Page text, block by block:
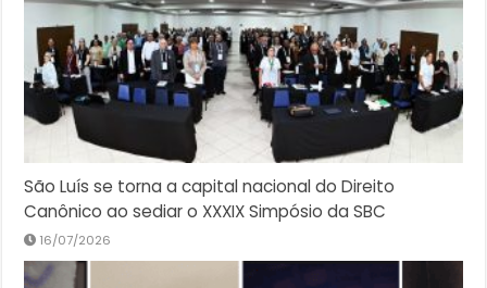
São Luís se torna a capital nacional do Direito
Canônico ao sediar o XXXIX Simpósio da SBC
16/07/2026